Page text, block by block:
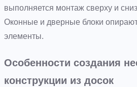
выполняется монтаж сверху и
Оконные и дверные блоки
элементы.
Особенности создания
конструкции из досок